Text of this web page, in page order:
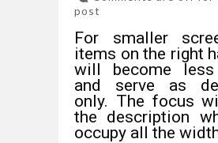
post
For smaller
items on the right
will become less
and serve as
only. The focus
the description
occupy all the